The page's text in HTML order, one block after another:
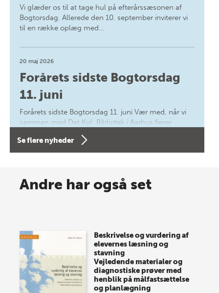
Vi glæder os til at tage hul på efterårssæsonen af
Bogtorsdag. Allerede den 10. september inviterer vi
til en række oplæg med…
20 maj 2026
Forårets sidste Bogtorsdag
11. juni
Forårets sidste Bogtorsdag 11. juni Vær med, når vi
sammen med Det Kgl. Bibliotek i Aarhus fejrer
forfatterne bag vores nyes…
Spar op til 70% til sommer-
onsdag den 10. j…
Se flere nyheder
Andre har også set
Beskrivelse og vurdering af
elevernes læsning og
stavning
Vejledende materialer og
diagnostiske prøver med
henblik på målfastsættelse
og planlægning